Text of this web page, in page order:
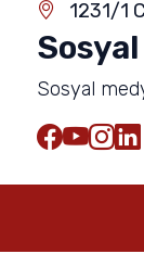
1231/1
Sosyal